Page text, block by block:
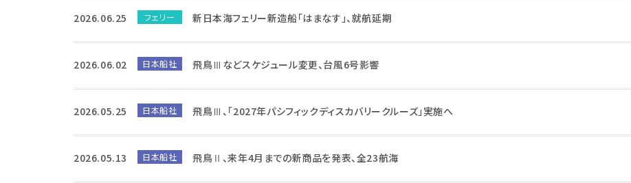
2026.06.25 フェリー 新日本海フェリー新造船「はまなす」、就航延期
2026.06.02 日本船社 飛鳥Ⅲなどスケジュール変更、台風6号影響
2026.05.25 日本船社 飛鳥Ⅲ、「2027年パシフィックディスカバリークルーズ」実施へ
2026.05.13 日本船社 飛鳥Ⅱ、来年4月までの新商品を発表、全23航海